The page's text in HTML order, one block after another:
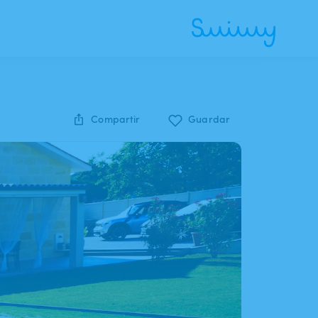
Compartir Guardar